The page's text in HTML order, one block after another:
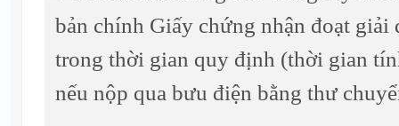
bản chính Giấy chứng nhận đoạt giải
trong thời gian quy định (thời gian
nếu nộp qua bưu điện bằng thư